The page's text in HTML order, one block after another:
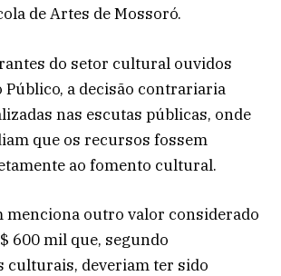
de Artes de Mossoró.
do setor cultural ouvidos
a decisão contrariaria
nas escutas públicas, onde
que os recursos fossem
ao fomento cultural.
menciona outro valor considerado
600 mil que, segundo
culturais, deveriam ter sido